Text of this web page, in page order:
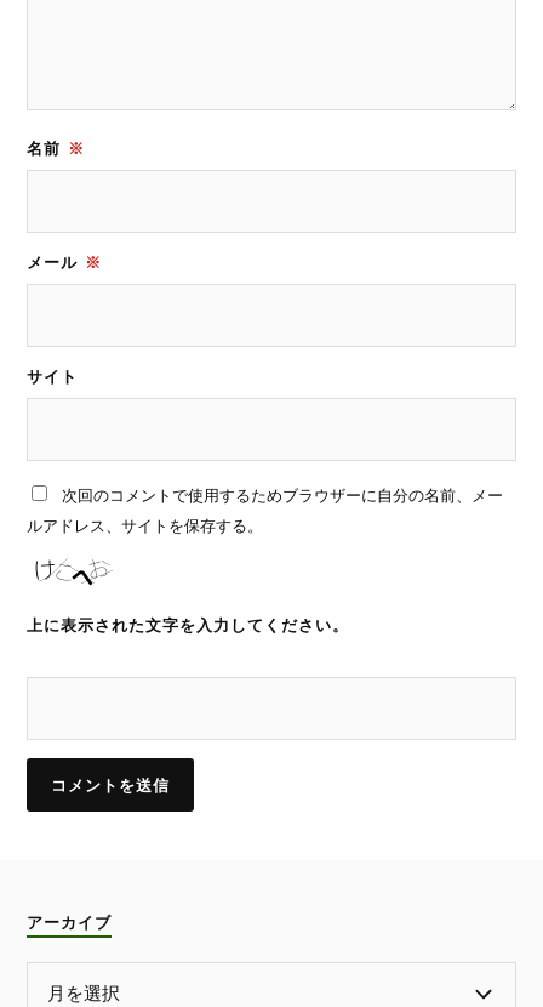
名前 ※
メール ※
サイト
次回のコメントで使用するためブラウザーに自分の名前、メー
ルアドレス、サイトを保存する。
上に表示された文字を入力してください。
アーカイブ